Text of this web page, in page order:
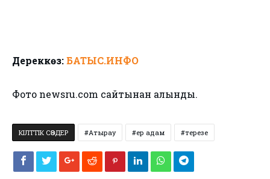
Дереккөз:БАТЫС.ИНФО
Фото newsru.com сайтынан алынды.
КІЛТТІК СӨЗДЕР Атырау ер адам терезе